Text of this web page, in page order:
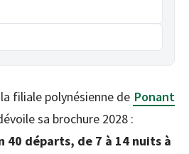
filiale polynésienne de Ponant
sa brochure 2028 :
40 départs, de 7 à 14 nuits à